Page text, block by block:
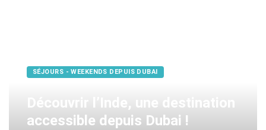
SÉJOURS - WEEKENDS DEPUIS DUBAI
Découvrir l’Inde, une destination
accessible depuis Dubai !